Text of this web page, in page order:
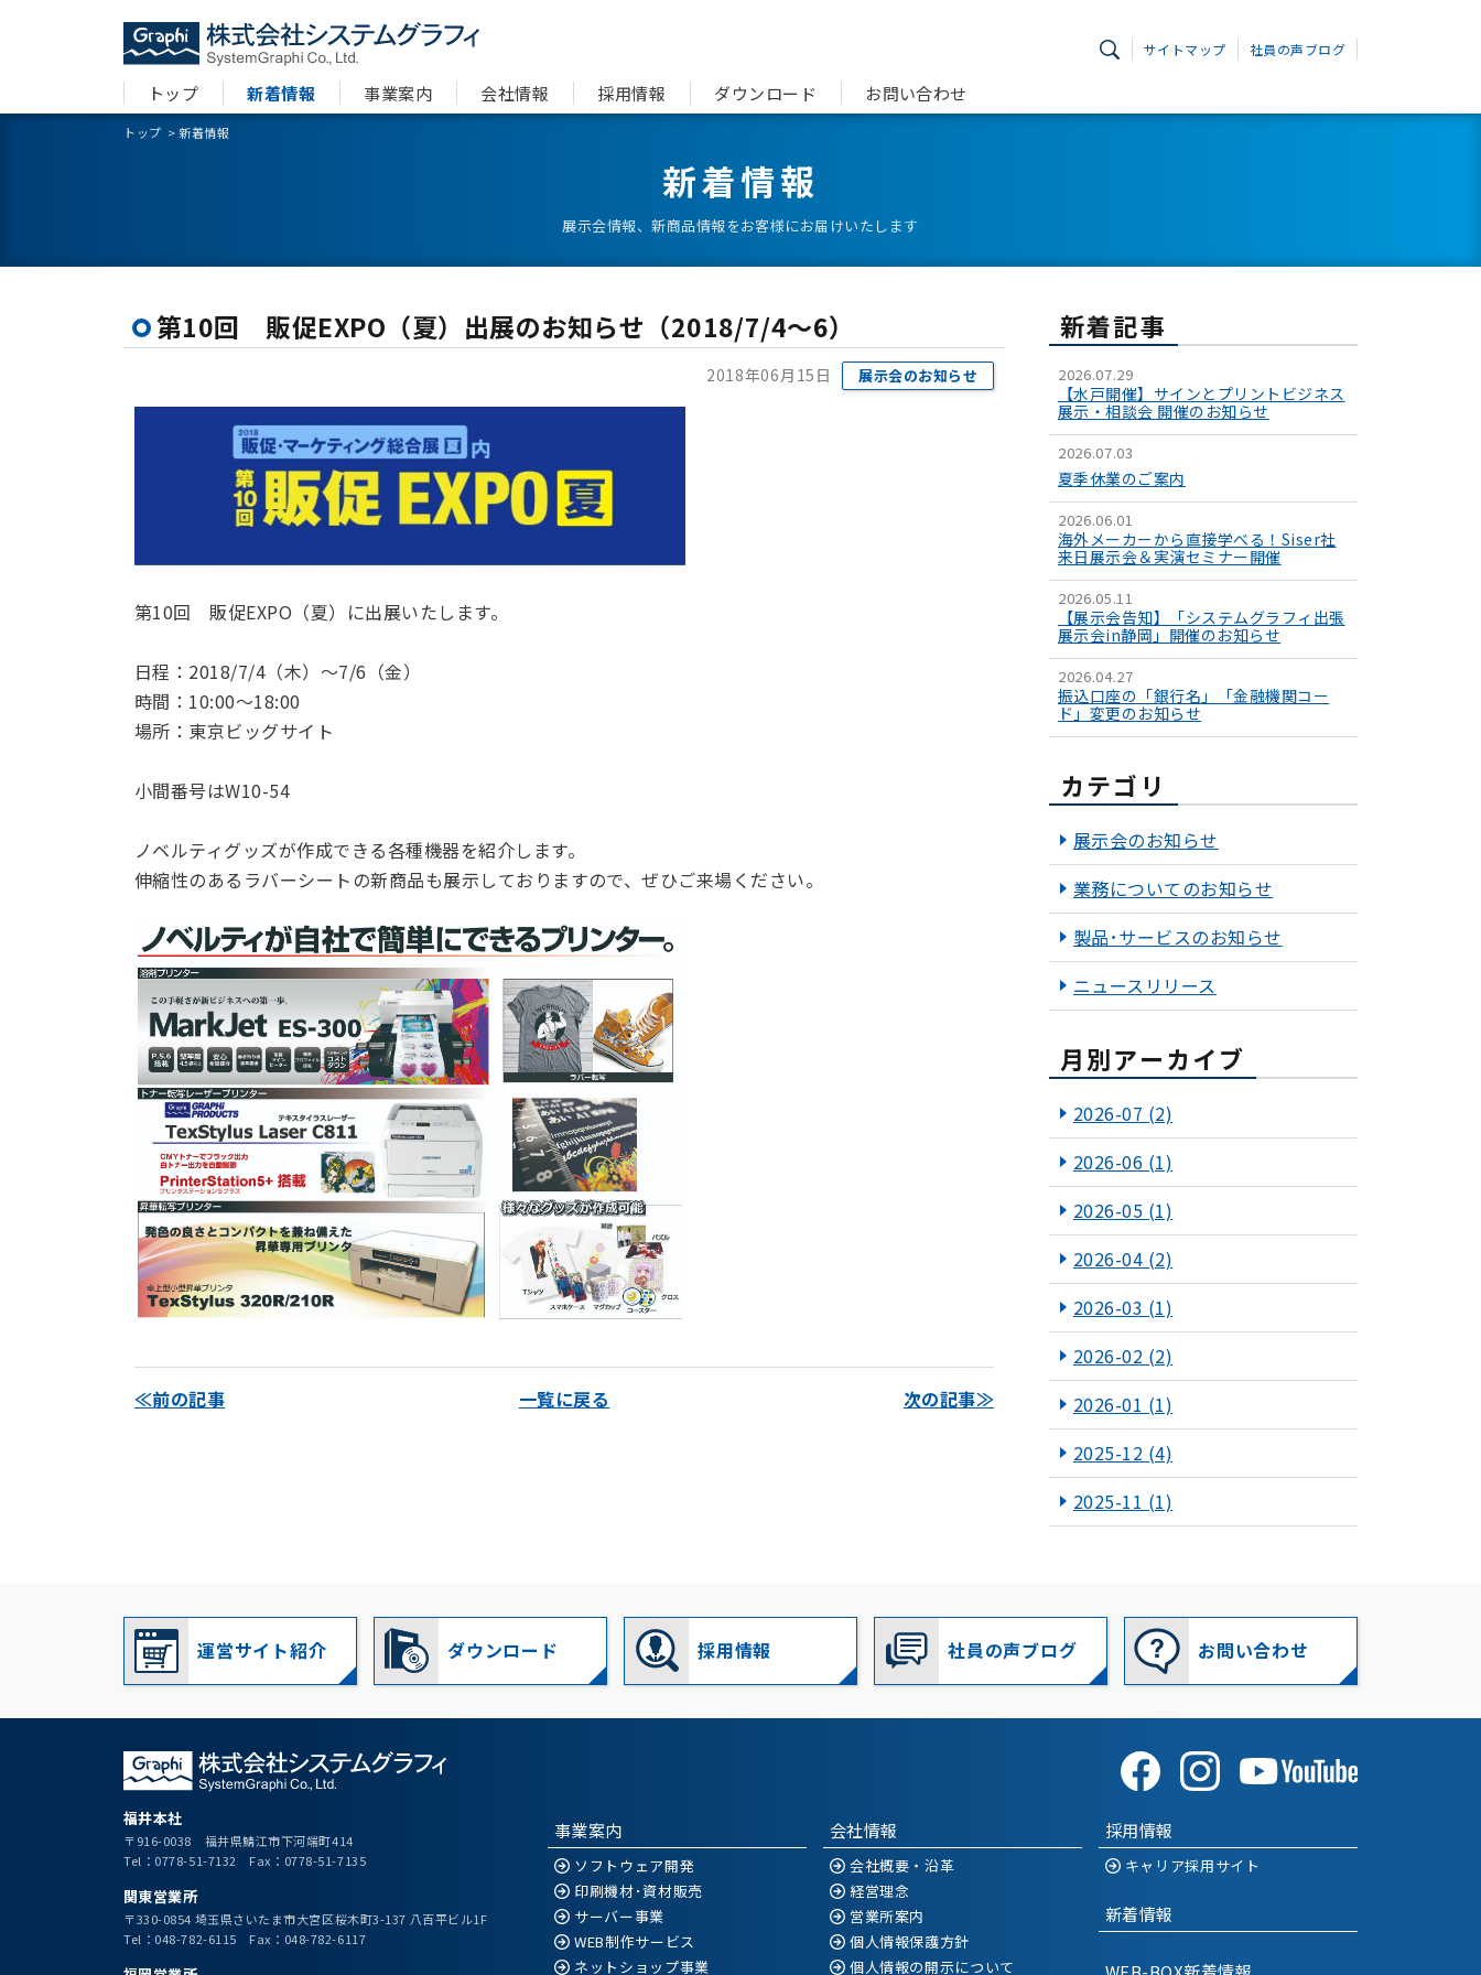
サイトマップ 社員の声ブログ
トップ 新着情報 事業案内 会社情報 採用情報 ダウンロード お問い合わせ
トップ >新着情報
新着情報
展示会情報、新商品情報をお客様にお届けいたします
第10回 販促EXPO（夏）出展のお知らせ（2018/7/4～6）
2018年06月15日 展示会のお知らせ
第10回 販促EXPO（夏）に出展いたします。
日程：2018/7/4（木）～7/6（金）
時間：10:00～18:00
場所：東京ビッグサイト
小間番号はW10-54
ノベルティグッズが作成できる各種機器を紹介します。
伸縮性のあるラバーシートの新商品も展示しておりますので、ぜひご来場ください。
≪前の記事 一覧に戻る 次の記事≫
新着記事
2026.07.29
【水戸開催】サインとプリントビジネス
展示・相談会 開催のお知らせ
2026.07.03
夏季休業のご案内
2026.06.01
海外メーカーから直接学べる！Siser社
来日展示会＆実演セミナー開催
2026.05.11
【展示会告知】「システムグラフィ出張
展示会in静岡」開催のお知らせ
2026.04.27
振込口座の「銀行名」「金融機関コー
ド」変更のお知らせ
カテゴリ
展示会のお知らせ
業務についてのお知らせ
製品･サービスのお知らせ
ニュースリリース
月別アーカイブ
2026-07 (2)
2026-06 (1)
2026-05 (1)
2026-04 (2)
2026-03 (1)
2026-02 (2)
2026-01 (1)
2025-12 (4)
2025-11 (1)
2025-07 (1)
2025-06(1)
2025-03(1)
2025-01(1)
2024-11(1)
運営サイト紹介 ダウンロード 採用情報 社員の声ブログ お問い合わせ
福井本社
〒916-0038 福井県鯖江市下河端町414
Tel：0778-51-7132 Fax：0778-51-7135
関東営業所
〒330-0854 埼玉県さいたま市大宮区桜木町3-137 八百平ビル1F
Tel：048-782-6115 Fax：048-782-6117
事業案内
ソフトウェア開発
印刷機材･資材販売
サーバー事業
WEB制作サービス
ネットショップ事業
会社情報
会社概要・沿革
経営理念
営業所案内
個人情報保護方針
個人情報の開示について
採用情報
キャリア採用サイト
新着情報